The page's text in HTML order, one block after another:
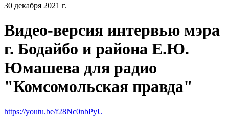
30 декабря 2021 г.
Видео-версия интервью мэра
г. Бодайбо и района Е.Ю.
Юмашева для радио
"Комсомольская правда"
https://youtu.be/f28Nc0nbPyU